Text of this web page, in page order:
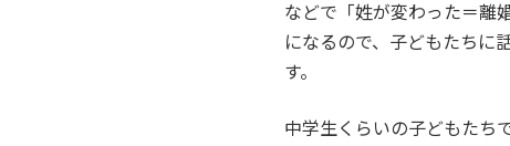
などで「姓が変わった＝離
になるので、子どもたちに
す。
中学生くらいの子どもたち